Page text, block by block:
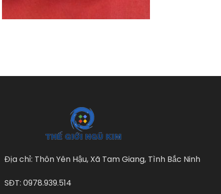
Địa chỉ: Thôn Yên Hậu, Xã Tam Giang, Tình Bắc Ninh
SĐT: 0978.939.514